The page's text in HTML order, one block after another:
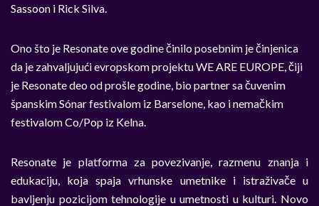
Sassoon i Rick Silva.
Ono što je Resonate ove godine činilo posebnim je činjenica
da je zahvaljujući evropskom projektu WE ARE EUROPE, čiji
je Resonate deo od prošle godine, bio partner sa čuvenim
španskim Sónar festivalom iz Barselone, kao i nemačkim
festivalom Co/Pop iz Kelna.
Resonate je platforma za povezivanje, razmenu znanja i
edukaciju, koja spaja vrhunske umetnike i istraživače u
bavljenju pozicijom tehnologije u umetnosti u kulturi. Novo